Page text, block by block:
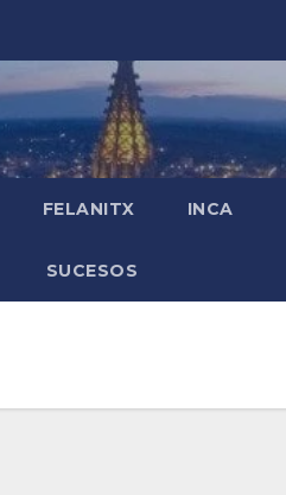
FELANITX INCA
SUCESOS